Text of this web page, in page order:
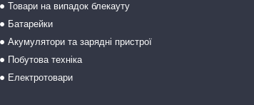
Товари на випадок блекауту
Батарейки
Акумулятори та зарядні пристрої
Побутова техніка
Електротовари